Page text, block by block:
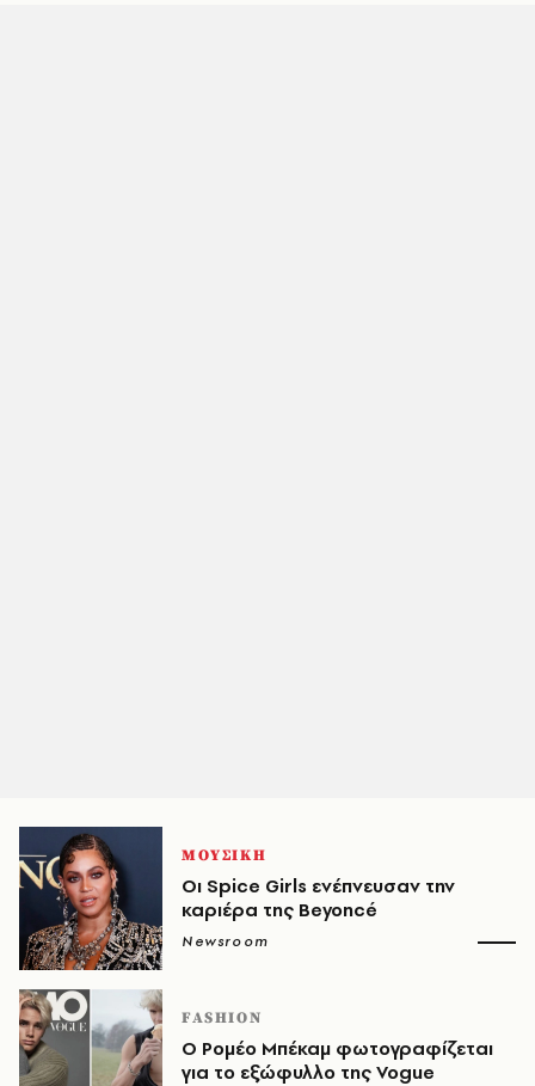
ΜΟΥΣΙΚΗ
Οι Spice Girls ενέπνευσαν την
καριέρα της Beyoncé
Newsroom
FASHION
Ο Ρομέο Μπέκαμ φωτογραφίζεται
για το εξώφυλλο της Vogue